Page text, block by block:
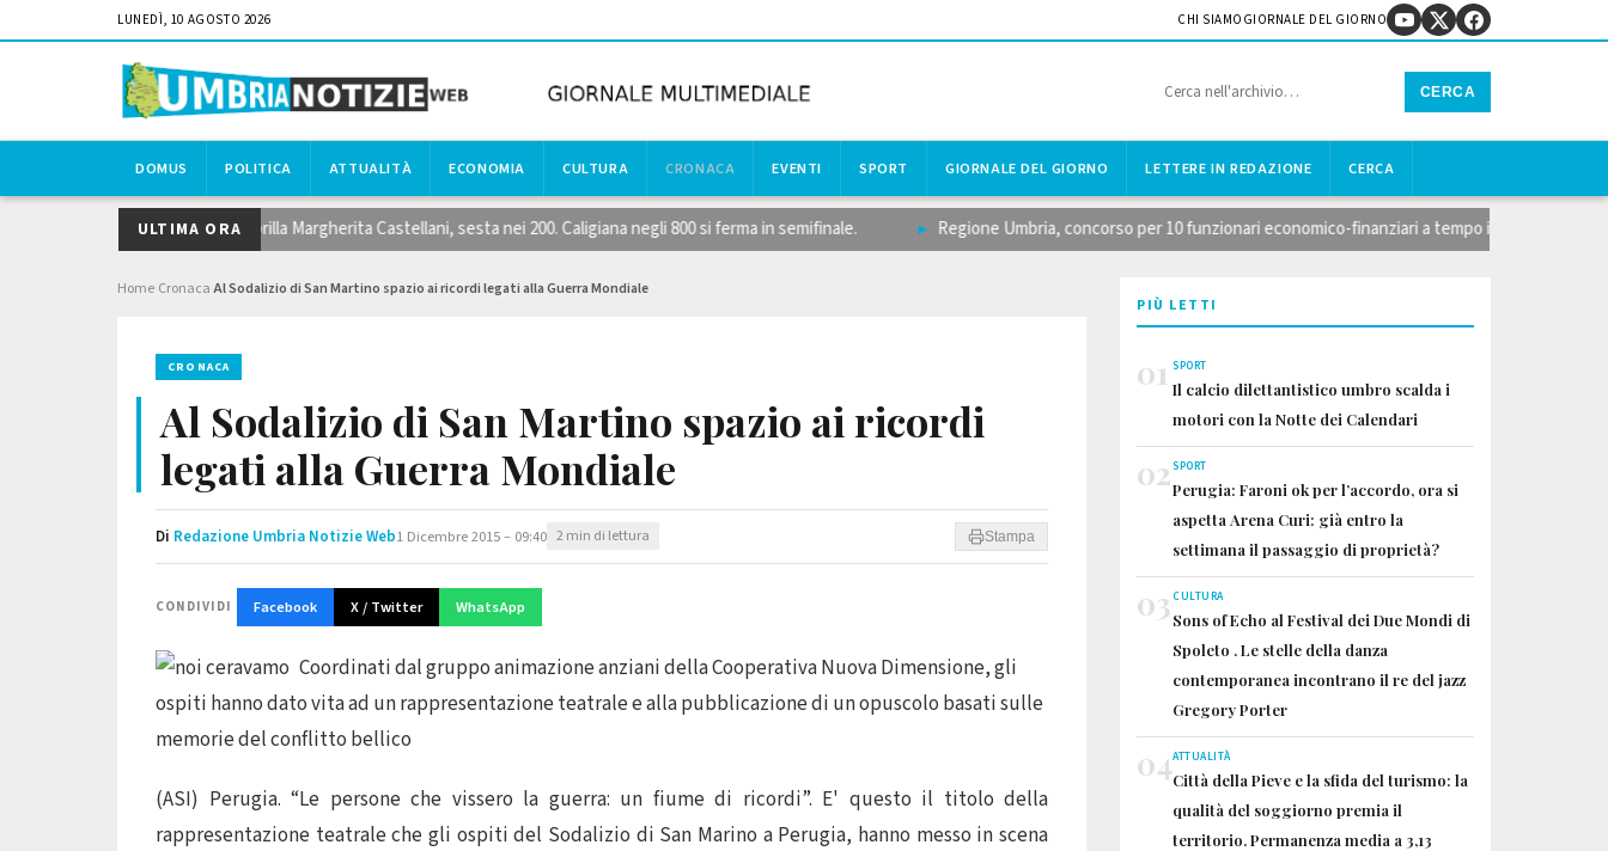
LUNEDÌ, 10 AGOSTO 2026 CHI SIAMO GIORNALE DEL GIORNO
CERCA
DOMUS POLITICA ATTUALITÀ ECONOMIA CULTURA CRONACA EVENTI SPORT GIORNALE DEL GIORNO LETTERE IN REDAZIONE CERCA
ULTIMA ORA
20. Perugine alla ribalt: brilla Margherita Castellani, sesta nei 200. Caligiana negli 800 si ferma in semifinale. Regione Umbria, concorso per 10 funzionari economico-finanziari a tempo indeterminato,
Home Cronaca ›Al Sodalizio di San Martino spazio ai ricordi legati alla Guerra Mondiale
CRONACA
Al Sodalizio di San Martino spazio ai ricordi
legati alla Guerra Mondiale
Di Redazione Umbria Notizie Web1 Dicembre 2015 – 09:40 2 min di lettura Stampa
CONDIVIDI Facebook X / Twitter WhatsApp
Coordinati dal gruppo animazione anziani della Cooperativa Nuova Dimensione, gli
ospiti hanno dato vita ad un rappresentazione teatrale e alla pubblicazione di un opuscolo basati sulle
memorie del conflitto bellico
(ASI) Perugia. “Le persone che vissero la guerra: un fiume di ricordi”. E' questo il titolo della
rappresentazione teatrale che gli ospiti del Sodalizio di San Marino a Perugia, hanno messo in scena
PIÙ LETTI
01 SPORT
Il calcio dilettantistico umbro scalda i
motori con la Notte dei Calendari
02SPORT
Perugia: Faroni ok per l’accordo, ora si
aspetta Arena Curi: già entro la
settimana il passaggio di proprietà?
03CULTURA
Sons of Echo al Festival dei Due Mondi di
Spoleto . Le stelle della danza
contemporanea incontrano il re del jazz
Gregory Porter
04ATTUALITÀ
Città della Pieve e la sfida del turismo: la
qualità del soggiorno premia il
territorio. Permanenza media a 3,13